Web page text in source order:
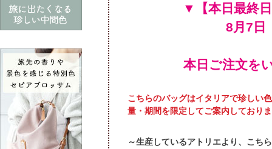
本日ご注文を
こちらのバッグはイタリアで珍しい
量・期間を限定してご案内しており
～生産しているアトリエより、こち